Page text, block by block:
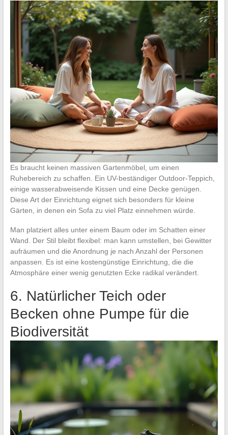
Es braucht keinen massiven Gartenmöbel, um einen
Ruhebereich zu schaffen. Ein UV-beständiger Outdoor-Teppich,
einige wasserabweisende Kissen und eine Decke genügen.
Diese Art der Einrichtung eignet sich besonders für kleine
Gärten, in denen ein Sofa zu viel Platz einnehmen würde.
Man platziert alles unter einem Baum oder im Schatten einer
Wand. Der Stil bleibt flexibel: man kann umstellen, bei Gewitter
aufräumen und die Anordnung je nach Anzahl der Personen
anpassen. Es ist eine kostengünstige Einrichtung, die die
Atmosphäre einer wenig genutzten Ecke radikal verändert.
6. Natürlicher Teich oder
Becken ohne Pumpe für die
Biodiversität